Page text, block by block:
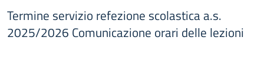
Termine servizio refezione scolastica a.s.
2025/2026 Comunicazione orari delle lezioni